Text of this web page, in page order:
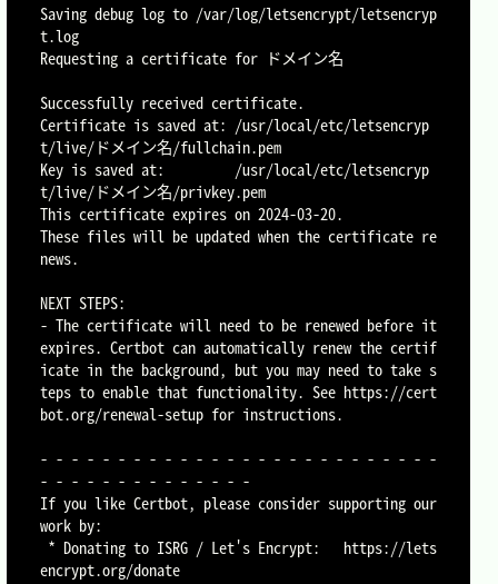
Saving debug log to /var/log/letsencrypt/letsencryp
t.log
Requesting a certificate for ドメイン名
Successfully received certificate.
Certificate is saved at: /usr/local/etc/letsencryp
t/live/ドメイン名/fullchain.pem
Key is saved at:         /usr/local/etc/letsencryp
t/live/ドメイン名/privkey.pem
This certificate expires on 2024-03-20.
These files will be updated when the certificate re
news.
NEXT STEPS:
- The certificate will need to be renewed before it
expires. Certbot can automatically renew the certif
icate in the background, but you may need to take s
teps to enable that functionality. See https://cert
bot.org/renewal-setup for instructions.
- - - - - - - - - - - - - - - - - - - - - - - - - -
- - - - - - - - - - - - - -
If you like Certbot, please consider supporting our
work by:
encrypt.org/donate